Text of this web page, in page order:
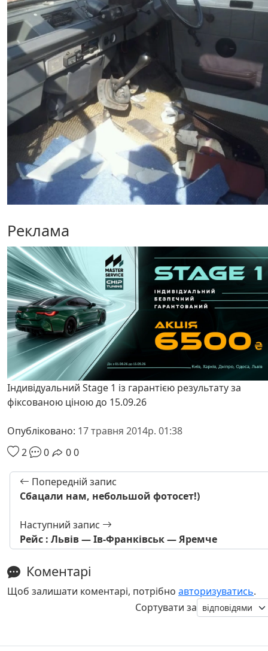
Реклама
Індивідуальний Stage 1 із гарантією результату за
фіксованою ціною до 15.09.26
Опубліковано: 17 травня 2014р. 01:38
2
0 00
Попередній запис
Сбацали нам, небольшой фотосет!)
Наступний запис
Рейс : Львів — Ів-Франківськ — Яремче
Коментарі
Щоб залишати коментарі, потрібно авторизуватись.
Сортувати за